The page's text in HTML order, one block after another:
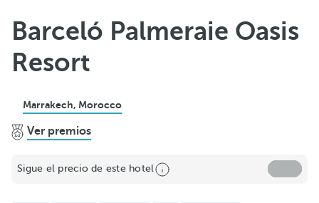
Ver más fotos y videos
Barceló Palmeraie Oasis
Resort
Marrakech, Morocco
Ver premios
Sigue el precio de este hotel